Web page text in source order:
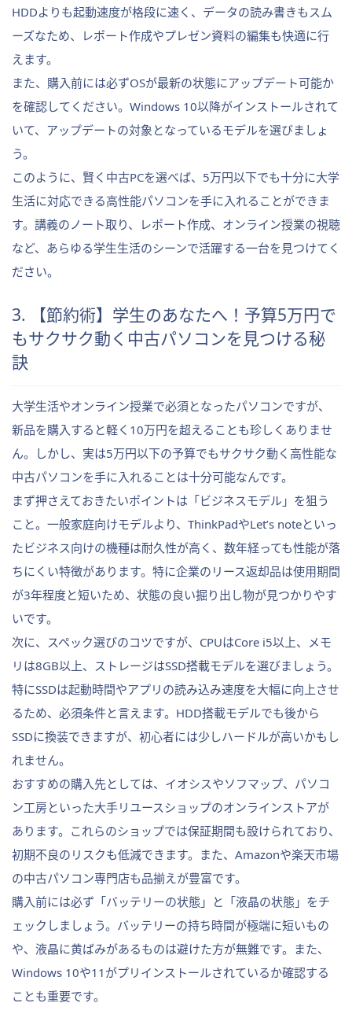
HDDよりも起動速度が格段に速く、データの読み書きもスム
ーズなため、レポート作成やプレゼン資料の編集も快適に行
えます。
また、購入前には必ずOSが最新の状態にアップデート可能か
を確認してください。Windows 10以降がインストールされて
いて、アップデートの対象となっているモデルを選びましょ
う。
このように、賢く中古PCを選べば、5万円以下でも十分に大学
生活に対応できる高性能パソコンを手に入れることができま
す。講義のノート取り、レポート作成、オンライン授業の視聴
など、あらゆる学生生活のシーンで活躍する一台を見つけてく
ださい。
3. 【節約術】学生のあなたへ！予算5万円で
もサクサク動く中古パソコンを見つける秘
訣
大学生活やオンライン授業で必須となったパソコンですが、
新品を購入すると軽く10万円を超えることも珍しくありませ
ん。しかし、実は5万円以下の予算でもサクサク動く高性能な
中古パソコンを手に入れることは十分可能なんです。
まず押さえておきたいポイントは「ビジネスモデル」を狙う
こと。一般家庭向けモデルより、ThinkPadやLet’s noteといっ
たビジネス向けの機種は耐久性が高く、数年経っても性能が落
ちにくい特徴があります。特に企業のリース返却品は使用期間
が3年程度と短いため、状態の良い掘り出し物が見つかりやす
いです。
次に、スペック選びのコツですが、CPUはCore i5以上、メモ
リは8GB以上、ストレージはSSD搭載モデルを選びましょう。
特にSSDは起動時間やアプリの読み込み速度を大幅に向上させ
るため、必須条件と言えます。HDD搭載モデルでも後から
SSDに換装できますが、初心者には少しハードルが高いかもし
れません。
おすすめの購入先としては、イオシスやソフマップ、パソコ
ン工房といった大手リユースショップのオンラインストアが
あります。これらのショップでは保証期間も設けられており、
初期不良のリスクも低減できます。また、Amazonや楽天市場
の中古パソコン専門店も品揃えが豊富です。
購入前には必ず「バッテリーの状態」と「液晶の状態」をチ
ェックしましょう。バッテリーの持ち時間が極端に短いもの
や、液晶に黄ばみがあるものは避けた方が無難です。また、
Windows 10や11がプリインストールされているか確認する
ことも重要です。